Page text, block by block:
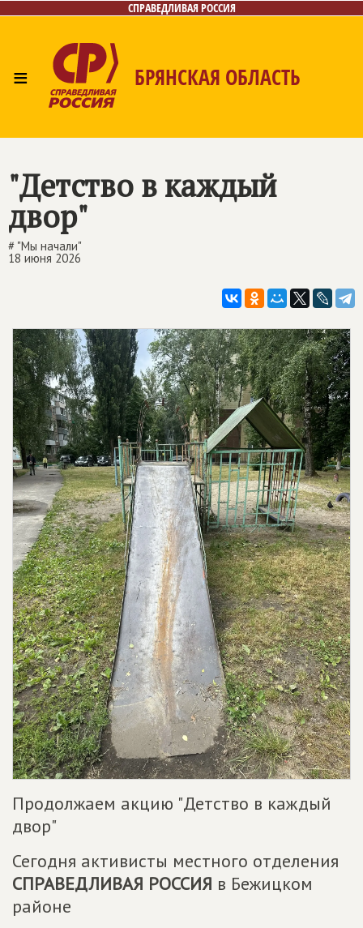
СПРАВЕДЛИВАЯ РОССИЯ
≡ БРЯНСКАЯ ОБЛАСТЬ
"Детство в каждый
двор"
# "Мы начали"
18 июня 2026
Продолжаем акцию "Детство в каждый
двор"
Сегодня активисты местного отделения
СПРАВЕДЛИВАЯ РОССИЯ в Бежицком
районе